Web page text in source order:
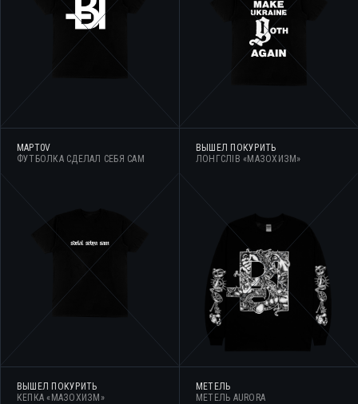
MAPT0V
ФУТБОЛКА СДЕЛАЛ СЕБЯ САМ
ВЫШЕЛ ПОКУРИТЬ
ЛОНГСЛІВ «МАЗОХИЗМ»
ВЫШЕЛ ПОКУРИТЬ
КЕПКА «МАЗОХИЗМ»
МЕТЕЛЬ
МЕТЕЛЬ AURORA